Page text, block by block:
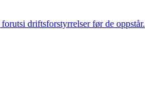
driftsforstyrrelser før de oppstår.